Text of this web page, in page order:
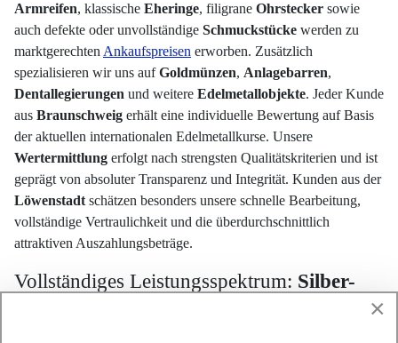
Armreifen, klassische Eheringe, filigrane Ohrstecker sowie
auch defekte oder unvollständige Schmuckstücke werden zu
marktgerechten Ankaufspreisen erworben. Zusätzlich
spezialisieren wir uns aufGoldmünzen, Anlagebarren,
Dentallegierungen und weitere Edelmetallobjekte. Jeder Kunde
aus Braunschweig erhält eine individuelle Bewertung auf Basis
der aktuellen internationalen Edelmetallkurse. Unsere
Wertermittlung erfolgt nach strengsten Qualitätskriterien und ist
geprägt von absoluter Transparenz und Integrität. Kunden aus der
Löwenstadt schätzen besonders unsere schnelle Bearbeitung,
vollständige Vertraulichkeit und die überdurchschnittlich
attraktiven Auszahlungsbeträge.
Vollständiges Leistungsspektrum: Silber-
×